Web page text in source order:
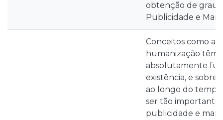
obtenção de grau
Publicidade e
Conceitos como a
humanização têm
absolutamente
existência, e
ao longo do
ser tão importante
publicidade e